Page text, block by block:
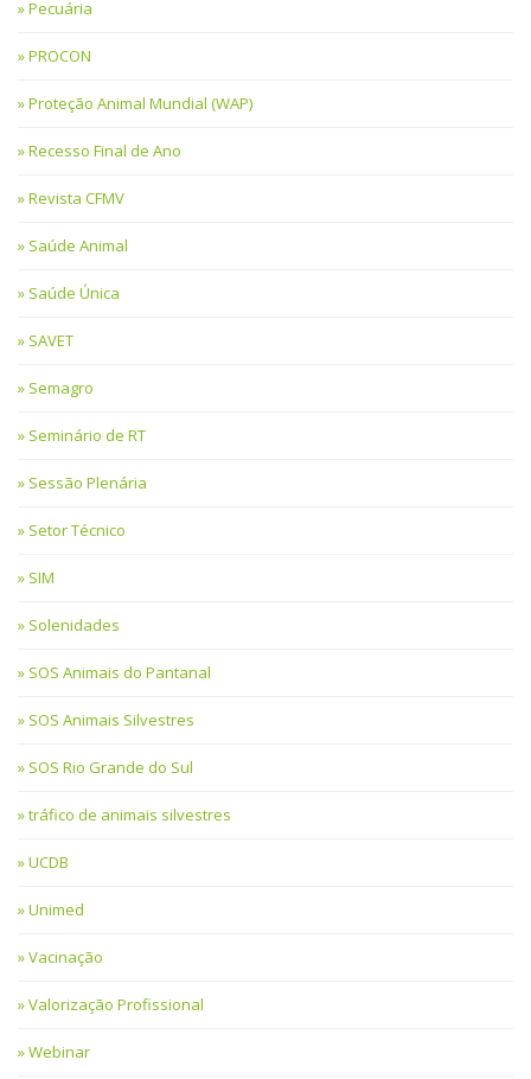
Pecuária
PROCON
Proteção Animal Mundial (WAP)
Recesso Final de Ano
Revista CFMV
Saúde Animal
Saúde Única
SAVET
Semagro
Seminário de RT
Sessão Plenária
Setor Técnico
SIM
Solenidades
SOS Animais do Pantanal
SOS Animais Silvestres
SOS Rio Grande do Sul
tráfico de animais silvestres
UCDB
Unimed
Vacinação
Valorização Profissional
Webinar